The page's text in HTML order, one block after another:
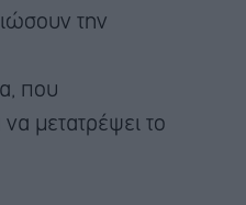
την
που
να μετατρέψει το